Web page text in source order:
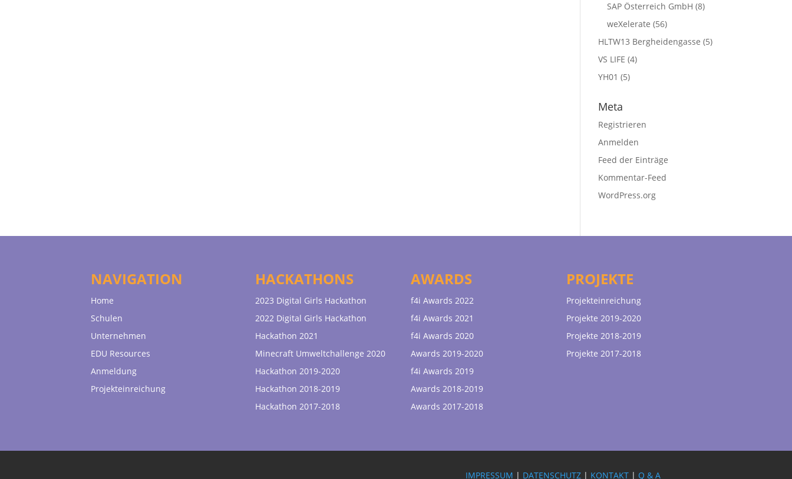
SAP Österreich GmbH (8)
weXelerate (56)
HLTW13 Bergheidengasse (5)
VS LIFE (4)
YH01 (5)
Meta
Registrieren
Anmelden
Feed der Einträge
Kommentar-Feed
WordPress.org
NAVIGATION
Home
Schulen
Unternehmen
EDU Resources
Anmeldung
Projekteinreichung
HACKATHONS
2023 Digital Girls Hackathon
2022 Digital Girls Hackathon
Hackathon 2021
Minecraft Umweltchallenge 2020
Hackathon 2019-2020
Hackathon 2018-2019
Hackathon 2017-2018
AWARDS
f4i Awards 2022
f4i Awards 2021
f4i Awards 2020
Awards 2019-2020
f4i Awards 2019
Awards 2018-2019
Awards 2017-2018
PROJEKTE
Projekteinreichung
Projekte 2019-2020
Projekte 2018-2019
Projekte 2017-2018
IMPRESSUM | DATENSCHUTZ | KONTAKT | Q & A